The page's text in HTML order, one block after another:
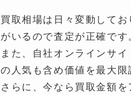
買取相場は日々変動して
がいるので査定が正確です
また、自社オンラインサ
の人気も含め価値を最大限
さらに、今なら買取金額